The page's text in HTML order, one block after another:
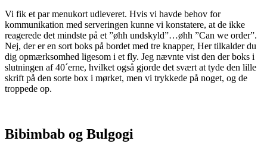
Vi fik et par menukort udleveret. Hvis vi havde behov for
kommunikation med serveringen kunne vi konstatere, at de ikke
reagerede det mindste på et ”øhh undskyld”…øhh ”Can we order”.
Nej, der er en sort boks på bordet med tre knapper, Her tilkalder du
dig opmærksomhed ligesom i et fly. Jeg nævnte vist den der boks i
slutningen af 40´erne, hvilket også gjorde det svært at tyde den lille
skrift på den sorte box i mørket, men vi trykkede på noget, og de
troppede op.
Bibimbab og Bulgogi